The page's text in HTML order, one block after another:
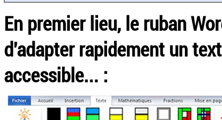
En premier lieu, le ruban
d'adapter rapidement un
accessible... :